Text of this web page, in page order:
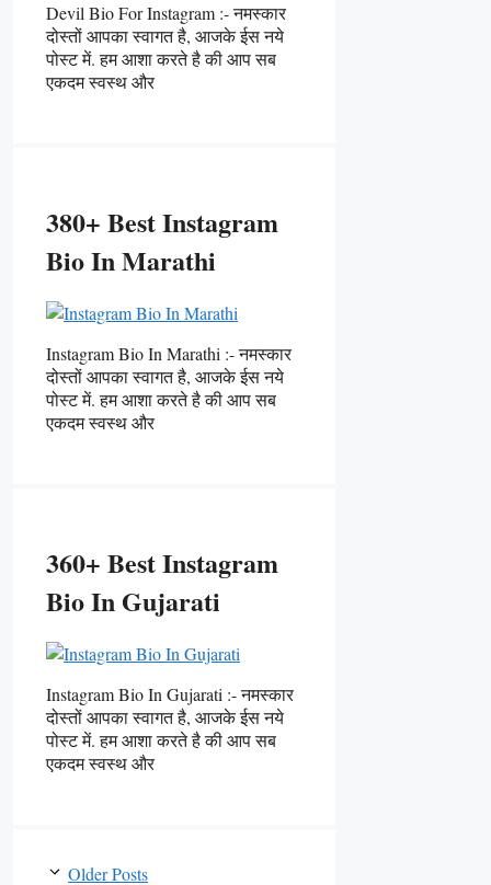
Devil Bio For Instagram :- नमस्कार
दोस्तों आपका स्वागत है, आजके ईस नये
पोस्ट में. हम आशा करते है की आप सब
एकदम स्वस्थ और
380+ Best Instagram
Bio In Marathi
Instagram Bio In Marathi :- नमस्कार
दोस्तों आपका स्वागत है, आजके ईस नये
पोस्ट में. हम आशा करते है की आप सब
एकदम स्वस्थ और
360+ Best Instagram
Bio In Gujarati
Instagram Bio In Gujarati :- नमस्कार
दोस्तों आपका स्वागत है, आजके ईस नये
पोस्ट में. हम आशा करते है की आप सब
एकदम स्वस्थ और
Older Posts